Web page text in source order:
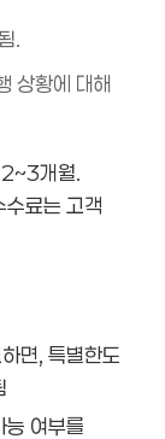
.
상황에 대해
2~3개월.
료는 고객
면, 특별한도
능 여부를